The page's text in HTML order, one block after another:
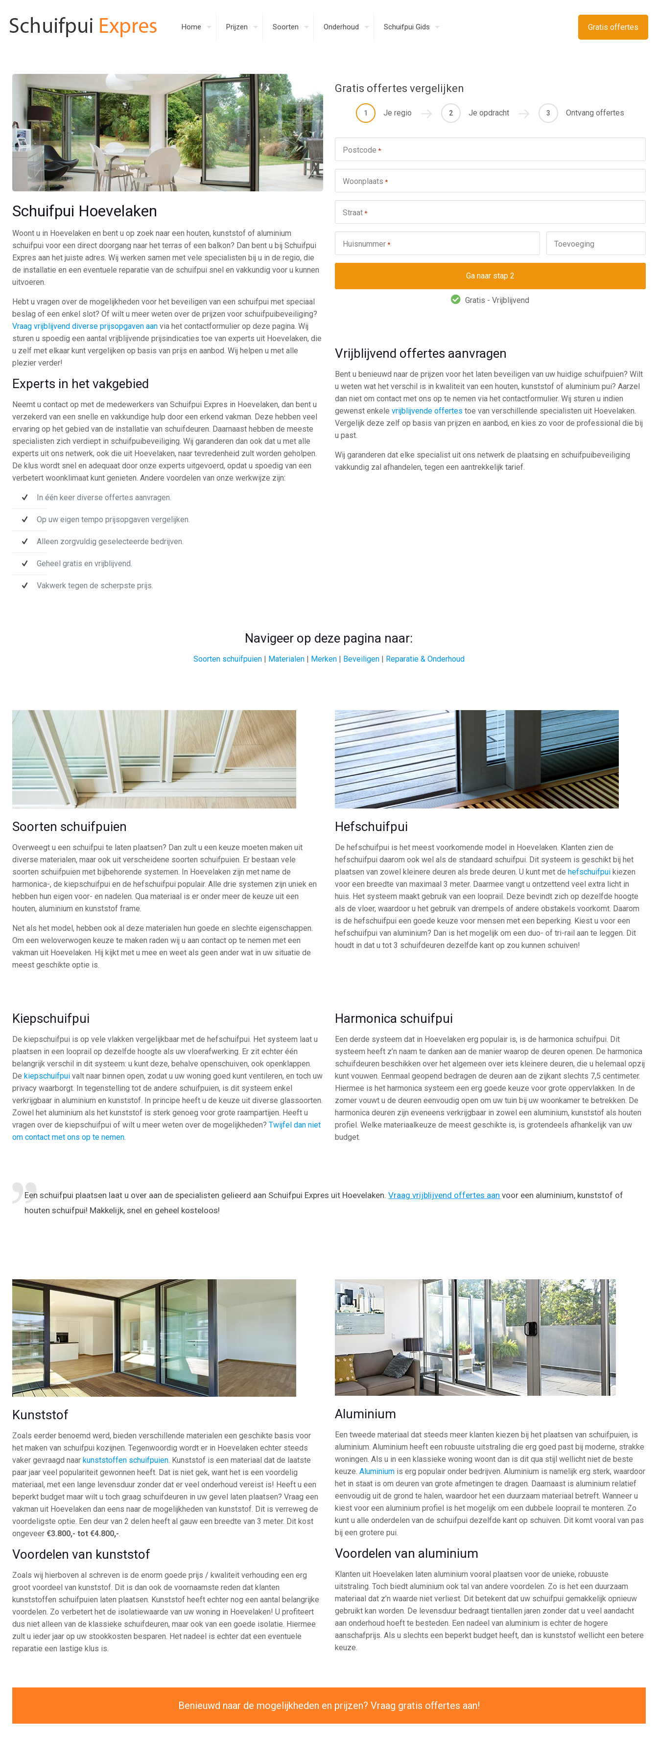
Home Prijzen Soorten Onderhoud Schuifpui Gids Gratis offertes
Schuifpui Hoevelaken
Woont u in Hoevelaken en bent u op zoek naar een houten, kunststof of aluminium
schuifpui voor een direct doorgang naar het terras of een balkon? Dan bent u bij Schuifpui
Expres aan het juiste adres. Wij werken samen met vele specialisten bij u in de regio, die
de installatie en een eventuele reparatie van de schuifpui snel en vakkundig voor u kunnen
uitvoeren.
Hebt u vragen over de mogelijkheden voor het beveiligen van een schuifpui met speciaal
beslag of een enkel slot? Of wilt u meer weten over de prijzen voor schuifpuibeveiliging?
Vraag vrijblijvend diverse prijsopgaven aan via het contactformulier op deze pagina. Wij
sturen u spoedig een aantal vrijblijvende prijsindicaties toe van experts uit Hoevelaken, die
u zelf met elkaar kunt vergelijken op basis van prijs en aanbod. Wij helpen u met alle
plezier verder!
Experts in het vakgebied
Neemt u contact op met de medewerkers van Schuifpui Expres in Hoevelaken, dan bent u
verzekerd van een snelle en vakkundige hulp door een erkend vakman. Deze hebben veel
ervaring op het gebied van de installatie van schuifdeuren. Daarnaast hebben de meeste
specialisten zich verdiept in schuifpuibeveiliging. Wij garanderen dan ook dat u met alle
experts uit ons netwerk, ook die uit Hoevelaken, naar tevredenheid zult worden geholpen.
De klus wordt snel en adequaat door onze experts uitgevoerd, opdat u spoedig van een
verbetert woonklimaat kunt genieten. Andere voordelen van onze werkwijze zijn:
In één keer diverse offertes aanvragen.
Op uw eigen tempo prijsopgaven vergelijken.
Alleen zorgvuldig geselecteerde bedrijven.
Geheel gratis en vrijblijvend.
Vakwerk tegen de scherpste prijs.
Gratis offertes vergelijken
1 Je regio 2 Je opdracht 3 Ontvang offertes
Postcode *
Woonplaats *
Straat *
Huisnummer * Toevoeging
Gratis - Vrijblijvend
Vrijblijvend offertes aanvragen
Bent u benieuwd naar de prijzen voor het laten beveiligen van uw huidige schuifpuien? Wilt
u weten wat het verschil is in kwaliteit van een houten, kunststof of aluminium pui? Aarzel
dan niet om contact met ons op te nemen via het contactformulier. Wij sturen u indien
gewenst enkele vrijblijvende offertes toe van verschillende specialisten uit Hoevelaken.
Vergelijk deze zelf op basis van prijzen en aanbod, en kies zo voor de professional die bij
u past.
Wij garanderen dat elke specialist uit ons netwerk de plaatsing en schuifpuibeveiliging
vakkundig zal afhandelen, tegen een aantrekkelijk tarief.
Navigeer op deze pagina naar:
Soorten schuifpuien| Materialen| Merken| Beveiligen| Reparatie & Onderhoud
Soorten schuifpuien
Overweegt u een schuifpui te laten plaatsen? Dan zult u een keuze moeten maken uit
diverse materialen, maar ook uit verscheidene soorten schuifpuien. Er bestaan vele
soorten schuifpuien met bijbehorende systemen. In Hoevelaken zijn met name de
harmonica-, de kiepschuifpui en de hefschuifpui populair. Alle drie systemen zijn uniek en
hebben hun eigen voor- en nadelen. Qua materiaal is er onder meer de keuze uit een
houten, aluminium en kunststof frame.
Net als het model, hebben ook al deze materialen hun goede en slechte eigenschappen.
Om een weloverwogen keuze te maken raden wij u aan contact op te nemen met een
vakman uit Hoevelaken. Hij kijkt met u mee en weet als geen ander wat in uw situatie de
meest geschikte optie is.
Hefschuifpui
De hefschuifpui is het meest voorkomende model in Hoevelaken. Klanten zien de
hefschuifpui daarom ook wel als de standaard schuifpui. Dit systeem is geschikt bij het
plaatsen van zowel kleinere deuren als brede deuren. U kunt met de hefschuifpuikiezen
voor een breedte van maximaal 3 meter. Daarmee vangt u ontzettend veel extra licht in
huis. Het systeem maakt gebruik van een looprail. Deze bevindt zich op dezelfde hoogte
als de vloer, waardoor u het gebruik van drempels of andere obstakels voorkomt. Daarom
is de hefschuifpui een goede keuze voor mensen met een beperking. Kiest u voor een
hefschuifpui van aluminium? Dan is het mogelijk om een duo- of tri-rail aan te leggen. Dit
houdt in dat u tot 3 schuifdeuren dezelfde kant op zou kunnen schuiven!
Kiepschuifpui
De kiepschuifpui is op vele vlakken vergelijkbaar met de hefschuifpui. Het systeem laat u
plaatsen in een looprail op dezelfde hoogte als uw vloerafwerking. Er zit echter één
belangrijk verschil in dit systeem: u kunt deze, behalve openschuiven, ook openklappen.
Dekiepschuifpui valt naar binnen open, zodat u uw woning goed kunt ventileren, en toch uw
privacy waarborgt. In tegenstelling tot de andere schuifpuien, is dit systeem enkel
verkrijgbaar in aluminium en kunststof. In principe heeft u de keuze uit diverse glassoorten.
Zowel het aluminium als het kunststof is sterk genoeg voor grote raampartijen. Heeft u
vragen over de kiepschuifpui of wilt u meer weten over de mogelijkheden?Twijfel dan niet
om contact met ons op te nemen
Harmonica schuifpui
Een derde systeem dat in Hoevelaken erg populair is, is de harmonica schuifpui. Dit
systeem heeft z’n naam te danken aan de manier waarop de deuren openen. De harmonica
schuifdeuren beschikken over het algemeen over iets kleinere deuren, die u helemaal opzij
kunt vouwen. Eenmaal geopend bedragen de deuren aan de zijkant slechts 7,5 centimeter.
Hiermee is het harmonica systeem een erg goede keuze voor grote oppervlakken. In de
zomer vouwt u de deuren eenvoudig open om uw tuin bij uw woonkamer te betrekken. De
harmonica deuren zijn eveneens verkrijgbaar in zowel een aluminium, kunststof als houten
profiel. Welke materiaalkeuze de meest geschikte is, is grotendeels afhankelijk van uw
budget.
Een schuifpui plaatsen laat u over aan de specialisten gelieerd aan Schuifpui Expres uit Hoevelaken.Vraag vrijblijvend offertes aan voor een aluminium, kunststof of
houten schuifpui! Makkelijk, snel en geheel kosteloos!
Kunststof
Zoals eerder benoemd werd, bieden verschillende materialen een geschikte basis voor
het maken van schuifpui kozijnen. Tegenwoordig wordt er in Hoevelaken echter steeds
vaker gevraagd naarkunststoffen schuifpuien . Kunststof is een materiaal dat de laatste
paar jaar veel populariteit gewonnen heeft. Dat is niet gek, want het is een voordelig
materiaal, met een lange levensduur zonder dat er veel onderhoud vereist is! Heeft u een
beperkt budget maar wilt u toch graag schuifdeuren in uw gevel laten plaatsen? Vraag een
vakman uit Hoevelaken dan eens naar de mogelijkheden van kunststof. Dit is verreweg de
voordeligste optie. Een deur van 2 delen heeft al gauw een breedte van 3 meter. Dit kost
ongeveer€3.800,- tot €4.800,-
Voordelen van kunststof
Zoals wij hierboven al schreven is de enorm goede prijs / kwaliteit verhouding een erg
groot voordeel van kunststof. Dit is dan ook de voornaamste reden dat klanten
kunststoffen schuifpuien laten plaatsen. Kunststof heeft echter nog een aantal belangrijke
voordelen. Zo verbetert het de isolatiewaarde van uw woning in Hoevelaken! U profiteert
dus niet alleen van de klassieke schuifdeuren, maar ook van een goede isolatie. Hiermee
zult u ieder jaar op uw stookkosten besparen. Het nadeel is echter dat een eventuele
reparatie een lastige klus is.
Aluminium
Een tweede materiaal dat steeds meer klanten kiezen bij het plaatsen van schuifpuien, is
aluminium. Aluminium heeft een robuuste uitstraling die erg goed past bij moderne, strakke
woningen. Als u in een klassieke woning woont dan is dit qua stijl wellicht niet de beste
keuze. Aluminiumis erg populair onder bedrijven. Aluminium is namelijk erg sterk, waardoor
het in staat is om deuren van grote afmetingen te dragen. Daarnaast is aluminium relatief
eenvoudig uit de grond te halen, waardoor het een duurzaam materiaal betreft. Wanneer u
kiest voor een aluminium profiel is het mogelijk om een dubbele looprail te monteren. Zo
kunt u alle onderdelen van de schuifpui dezelfde kant op schuiven. Dit komt vooral van pas
bij een grotere pui.
Voordelen van aluminium
Klanten uit Hoevelaken laten aluminium vooral plaatsen voor de unieke, robuuste
uitstraling. Toch biedt aluminium ook tal van andere voordelen. Zo is het een duurzaam
materiaal dat z’n waarde niet verliest. Dit betekent dat uw schuifpui gemakkelijk opnieuw
gebruikt kan worden. De levensduur bedraagt tientallen jaren zonder dat u veel aandacht
aan onderhoud hoeft te besteden. Een nadeel van aluminium is echter de hogere
aanschafprijs. Als u slechts een beperkt budget heeft, dan is kunststof wellicht een betere
keuze.
Benieuwd naar de mogelijkheden en prijzen? Vraag gratis offertes aan!